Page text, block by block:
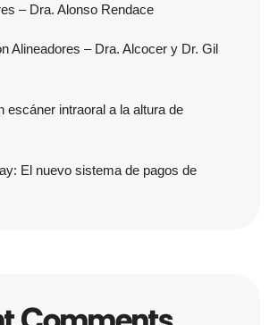
– Dra. Alonso Rendace
Alineadores – Dra. Alcocer y Dr. Gil
escáner intraoral a la altura de
El nuevo sistema de pagos de